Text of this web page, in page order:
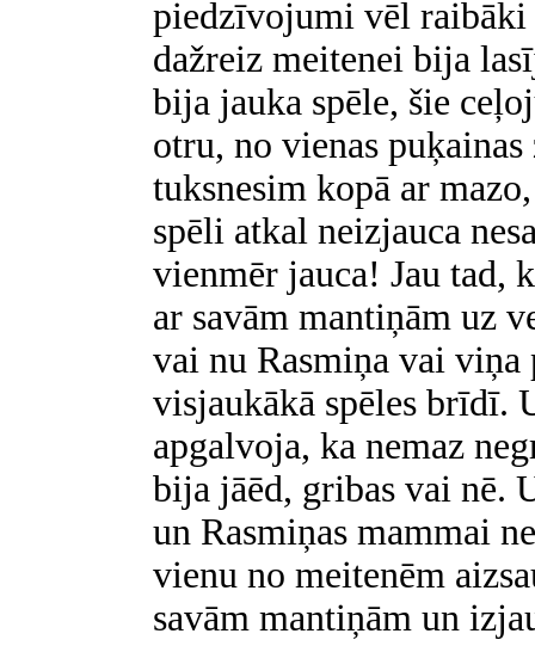
piedzīvojumi vēl
dažreiz meitenei bija
bija jauka spēle, šie
otru, no vienas
tuksnesim kopā ar
spēli atkal neizjauca
vienmēr jauca! Jau tad,
ar savām mantiņām uz
vai nu Rasmiņa vai viņa
visjaukākā spēles brīdī.
apgalvoja, ka nemaz
bija jāēd, gribas vai nē.
un Rasmiņas mammai
vienu no meitenēm
savām mantiņām un